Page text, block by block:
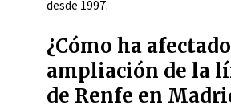
desde 1997.
¿Cómo ha
ampliación de la
de Renfe en